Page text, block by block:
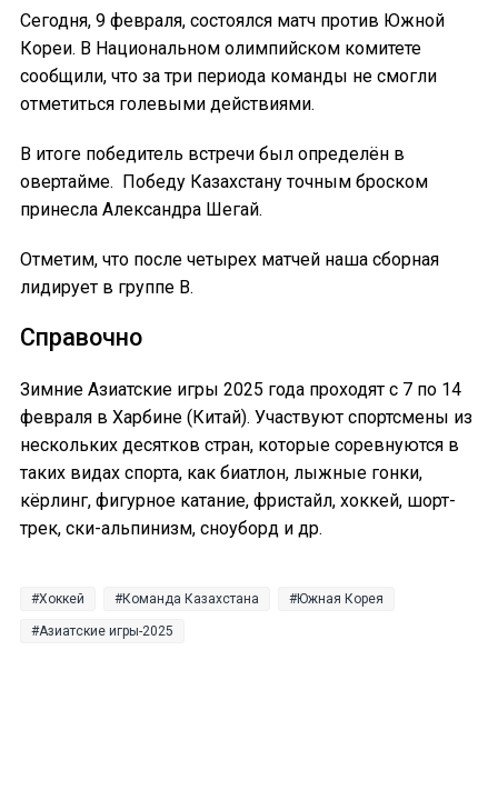
Сегодня, 9 февраля, состоялся матч против Южной
Кореи. В Национальном олимпийском комитете
сообщили, что за три периода команды не смогли
отметиться голевыми действиями.
В итоге победитель встречи был определён в
овертайме. Победу Казахстану точным броском
принесла Александра Шегай.
Отметим, что после четырех матчей наша сборная
лидирует в группе B.
Справочно
Зимние Азиатские игры 2025 года проходят с 7 по 14
февраля в Харбине (Китай). Участвуют спортсмены из
нескольких десятков стран, которые соревнуются в
таких видах спорта, как биатлон, лыжные гонки,
кёрлинг, фигурное катание, фристайл, хоккей, шорт-
трек, ски-альпинизм, сноуборд и др.
Хоккей Команда Казахстана Южная Корея
Азиатские игры-2025